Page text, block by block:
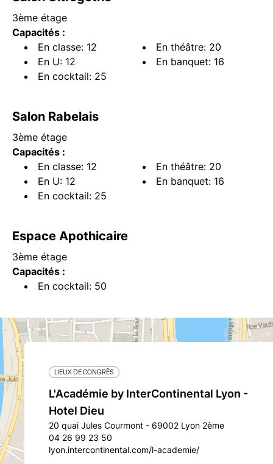
3ème étage
Capacités :
En classe: 12
En théâtre: 20
En U: 12
En banquet: 16
En cocktail: 25
Salon Rabelais
3ème étage
Capacités :
En classe: 12
En théâtre: 20
En U: 12
En banquet: 16
En cocktail: 25
Espace Apothicaire
3ème étage
Capacités :
En cocktail: 50
LIEUX DE CONGRÈS
L'Académie by InterContinental Lyon -
Hotel Dieu
20 quai Jules Courmont - 69002 Lyon 2ème
04 26 99 23 50
lyon.intercontinental.com/l-academie/